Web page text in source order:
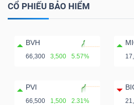
CỔ PHIẾU BẢO HIỂM
BVH
66,300 3,500 5.57%
PVI
66,500 1,500 2.31%